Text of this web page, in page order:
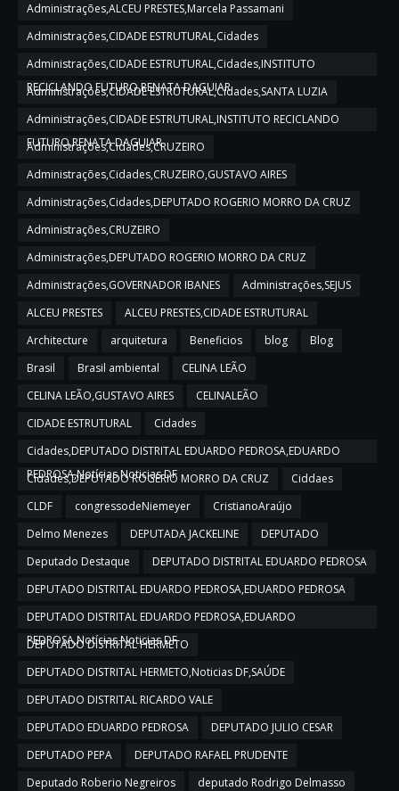
Administrações,ALCEU PRESTES,Marcela Passamani
Administrações,CIDADE ESTRUTURAL,Cidades
Administrações,CIDADE ESTRUTURAL,Cidades,INSTITUTO
RECICLANDO FUTURO,RENATA DAGUIAR
Administrações,CIDADE ESTRUTURAL,Cidades,SANTA LUZIA
Administrações,CIDADE ESTRUTURAL,INSTITUTO RECICLANDO
FUTURO,RENATA DAGUIAR
Administrações,Cidades,CRUZEIRO
Administrações,Cidades,CRUZEIRO,GUSTAVO AIRES
Administrações,Cidades,DEPUTADO ROGERIO MORRO DA CRUZ
Administrações,CRUZEIRO
Administrações,DEPUTADO ROGERIO MORRO DA CRUZ
Administrações,GOVERNADOR IBANES
Administrações,SEJUS
ALCEU PRESTES
ALCEU PRESTES,CIDADE ESTRUTURAL
Architecture
arquitetura Beneficios blog
Blog
Brasil
Brasil ambiental
CELINA LEÃO
CELINA LEÃO,GUSTAVO AIRES
CELINALEÃO
CIDADE ESTRUTURAL
Cidades
Cidades,DEPUTADO DISTRITAL EDUARDO PEDROSA,EDUARDO
PEDROSA,Notícias,Noticias DF
Cidades,DEPUTADO ROGERIO MORRO DA CRUZ
Ciddaes
CLDF
congressodeNiemeyer
CristianoAraújo
Delmo Menezes
DEPUTADA JACKELINE
DEPUTADO
Deputado Destaque
DEPUTADO DISTRITAL EDUARDO PEDROSA
DEPUTADO DISTRITAL EDUARDO PEDROSA,EDUARDO PEDROSA
DEPUTADO DISTRITAL EDUARDO PEDROSA,EDUARDO
PEDROSA,Notícias,Noticias DF
DEPUTADO DISTRITAL HERMETO
DEPUTADO DISTRITAL HERMETO,Noticias DF,SAÚDE
DEPUTADO DISTRITAL RICARDO VALE
DEPUTADO EDUARDO PEDROSA
DEPUTADO JULIO CESAR
DEPUTADO PEPA
DEPUTADO RAFAEL PRUDENTE
Deputado Roberio Negreiros
deputado Rodrigo Delmasso